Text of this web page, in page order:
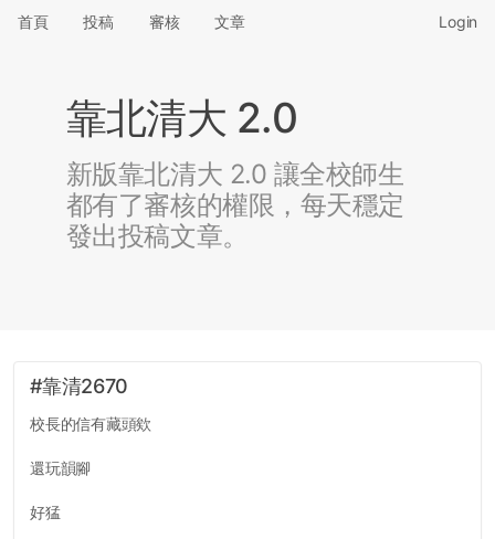
首頁 投稿 審核 文章 Login
靠北清大 2.0
新版靠北清大 2.0 讓全校師生
都有了審核的權限，每天穩定
發出投稿文章。
#靠清2670
校長的信有藏頭欸
還玩韻腳
好猛